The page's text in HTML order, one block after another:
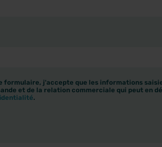
formulaire, j'accepte que les informations
et de la relation commerciale qui peut en
.